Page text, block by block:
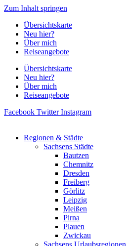
Zum Inhalt springen
Übersichtskarte
Neu hier?
Über mich
Reiseangebote
Übersichtskarte
Neu hier?
Über mich
Reiseangebote
Facebook Twitter Instagram
Regionen & Städte
Sachsens Städte
Bautzen
Chemnitz
Dresden
Freiberg
Görlitz
Leipzig
Meißen
Pirna
Plauen
Zwickau
Sachsens Urlaubsregionen